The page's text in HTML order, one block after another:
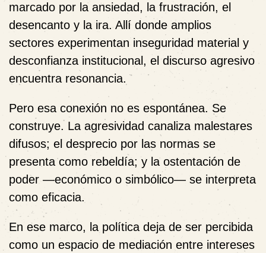
marcado por la ansiedad, la frustración, el
desencanto y la ira. Allí donde amplios
sectores experimentan inseguridad material y
desconfianza institucional, el discurso agresivo
encuentra resonancia.
Pero esa conexión no es espontánea. Se
construye. La agresividad canaliza malestares
difusos; el desprecio por las normas se
presenta como rebeldía; y la ostentación de
poder —económico o simbólico— se interpreta
como eficacia.
En ese marco, la política deja de ser percibida
como un espacio de mediación entre intereses